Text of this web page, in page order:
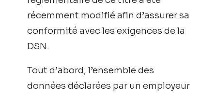
récemment modifié afin d’assurer sa
conformité avec les exigences de la
DSN.
Tout d’abord, l’ensemble des
données déclarées par un employeur